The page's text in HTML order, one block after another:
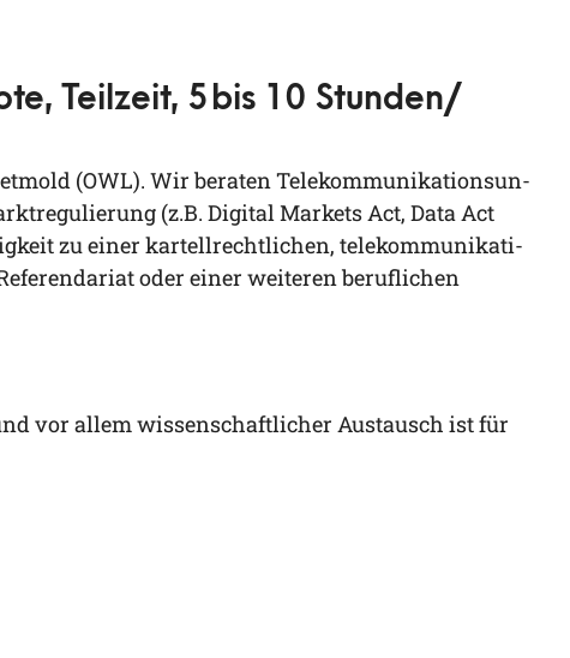
Teilzeit, 5 bis 10 Stunden/​
(OWL). Wir bera­ten Tele­kom­mu­ni­ka­ti­ons­un­
(z.B. Digi­tal Mar­kets Act, Data Act
zu einer kar­tell­recht­li­chen, tele­kom­mu­ni­ka­ti­
oder einer wei­te­ren beruf­li­chen
vor allem wis­sen­schaft­li­cher Aus­tausch ist für